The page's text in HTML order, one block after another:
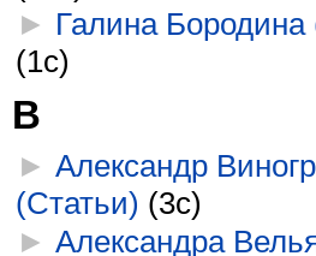
► Галина Бородина
(1с)
В
►Александр
(Статьи) (3с)
►Александра